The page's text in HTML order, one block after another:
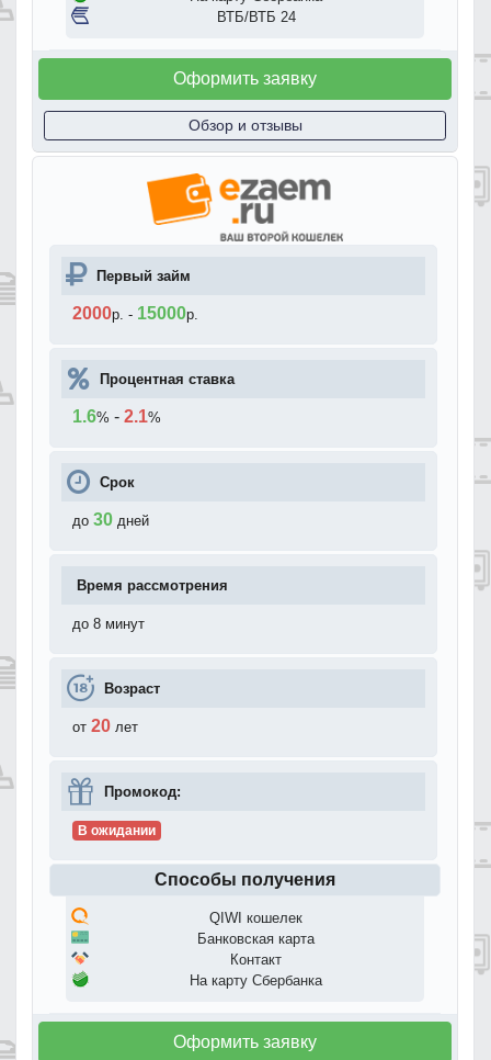
ВТБ/ВТБ 24
Оформить заявку
Обзор и отзывы
Первый займ
2000р. - 15000р.
Процентная ставка
1.6% - 2.1%
Срок
до 30 дней
Время рассмотрения
до 8 минут
Возраст
от 20 лет
Промокод:
В ожидании
Способы получения
QIWI кошелек
Банковская карта
Контакт
На карту Сбербанка
Оформить заявку